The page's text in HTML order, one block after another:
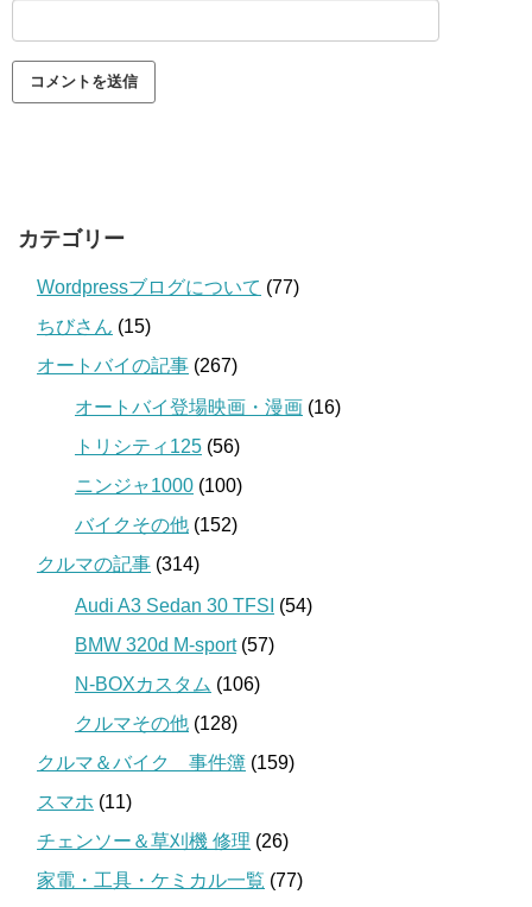
カテゴリー
Wordpressブログについて (77)
ちびさん (15)
オートバイの記事 (267)
オートバイ登場映画・漫画 (16)
トリシティ125 (56)
ニンジャ1000 (100)
バイクその他 (152)
クルマの記事 (314)
Audi A3 Sedan 30 TFSI (54)
BMW 320d M-sport(57)
N-BOXカスタム (106)
クルマその他 (128)
クルマ＆バイク 事件簿 (159)
スマホ (11)
チェンソー＆草刈機 修理 (26)
家電・工具・ケミカル一覧 (77)